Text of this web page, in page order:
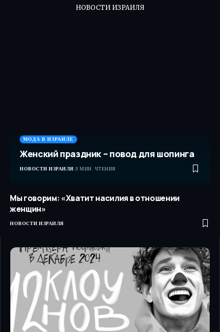
НОВОСТИ ИЗРАИЛЯ
МОДА В ИЗРАИЛЕ
Женский праздник – повод для шопинга
НОВОСТИ ИЗРАИЛЯ 3 МИН. ЧТЕНИЯ
Мы говорим: «Хватит насилия в отношении
женщин»
НОВОСТИ ИЗРАИЛЯ